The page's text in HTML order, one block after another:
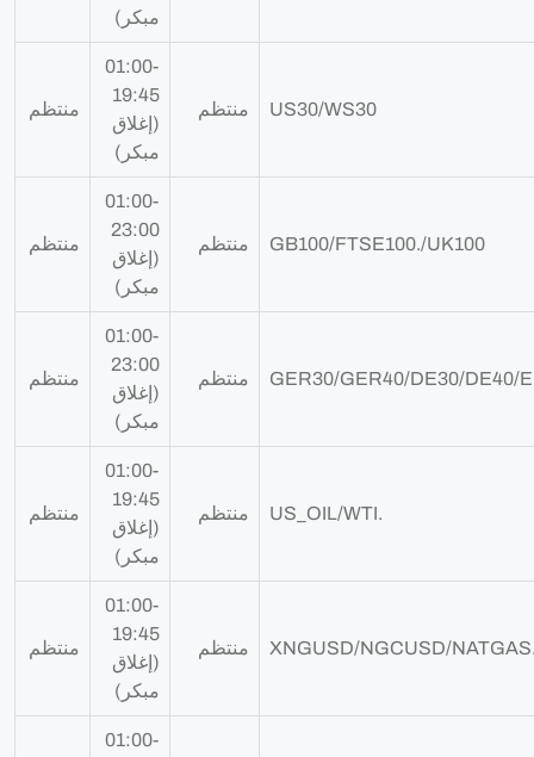
مبكر)
US30/WS30 منتظم
01:00-
19:45
(إغلاق
مبكر)
منتظم
GB100/FTSE100./UK100 منتظم
01:00-
23:00
(إغلاق
مبكر)
منتظم
GER30/GER40/DE30/DE40/ منتظم
01:00-
23:00
(إغلاق
مبكر)
منتظم
US_OIL/WTI. منتظم
01:00-
19:45
(إغلاق
مبكر)
منتظم
XNGUSD/NGCUSD/ منتظم
01:00-
19:45
(إغلاق
مبكر)
منتظم
01:00-